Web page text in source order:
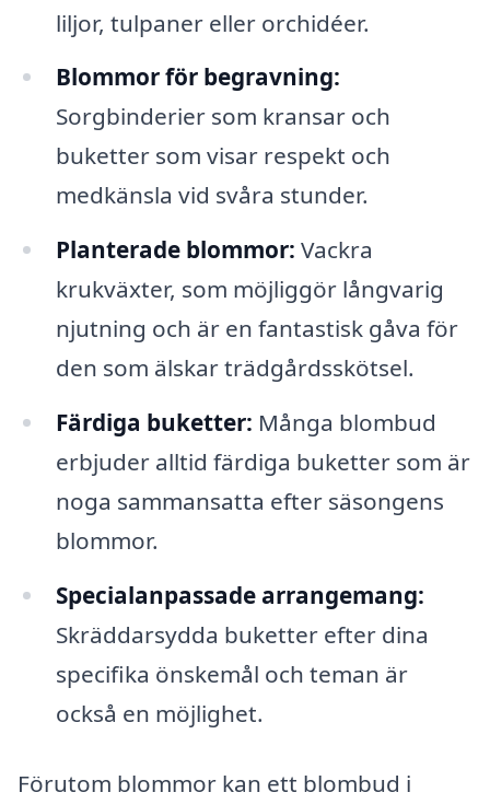
liljor, tulpaner eller orchidéer.
Blommor för begravning:
Sorgbinderier som kransar och
buketter som visar respekt och
medkänsla vid svåra stunder.
Planterade blommor: Vackra
krukväxter, som möjliggör långvarig
njutning och är en fantastisk gåva för
den som älskar trädgårdsskötsel.
Färdiga buketter: Många blombud
erbjuder alltid färdiga buketter som är
noga sammansatta efter säsongens
blommor.
Specialanpassade arrangemang:
Skräddarsydda buketter efter dina
specifika önskemål och teman är
också en möjlighet.
Förutom blommor kan ett blombud i